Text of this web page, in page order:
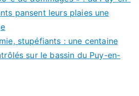
pansent leurs plaies une
stupéfiants : une centaine
sur le bassin du Puy-en-